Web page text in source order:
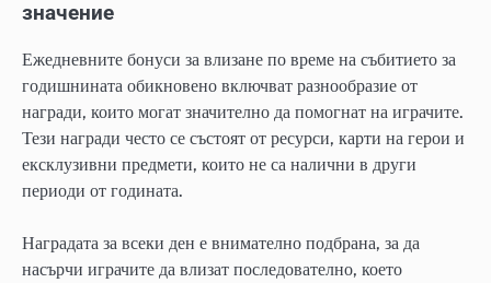
значение
Ежедневните бонуси за влизане по време на събитието за
годишнината обикновено включват разнообразие от
награди, които могат значително да помогнат на играчите.
Тези награди често се състоят от ресурси, карти на герои и
ексклузивни предмети, които не са налични в други
периоди от годината.
Наградата за всеки ден е внимателно подбрана, за да
насърчи играчите да влизат последователно, което